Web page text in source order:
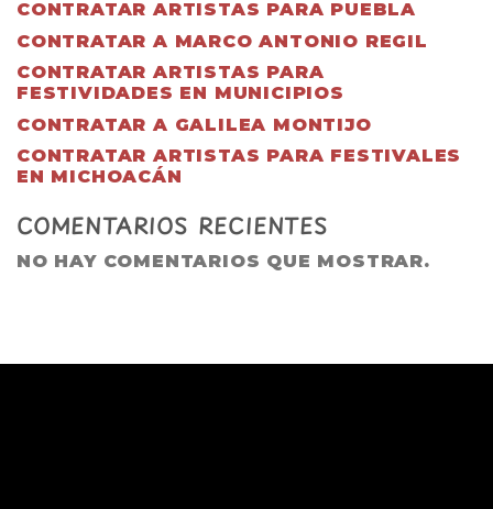
CONTRATAR ARTISTAS PARA PUEBLA
CONTRATAR A MARCO ANTONIO REGIL
CONTRATAR ARTISTAS PARA
FESTIVIDADES EN MUNICIPIOS
CONTRATAR A GALILEA MONTIJO
CONTRATAR ARTISTAS PARA FESTIVALES
EN MICHOACÁN
COMENTARIOS RECIENTES
NO HAY COMENTARIOS QUE MOSTRAR.